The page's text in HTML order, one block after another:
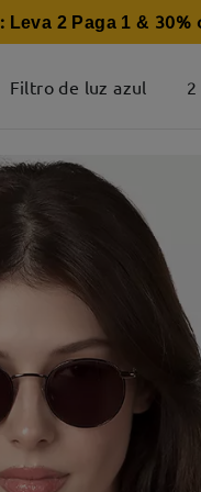
: Leva 2 Paga 1 & 30%
Filtro de luz azul 2